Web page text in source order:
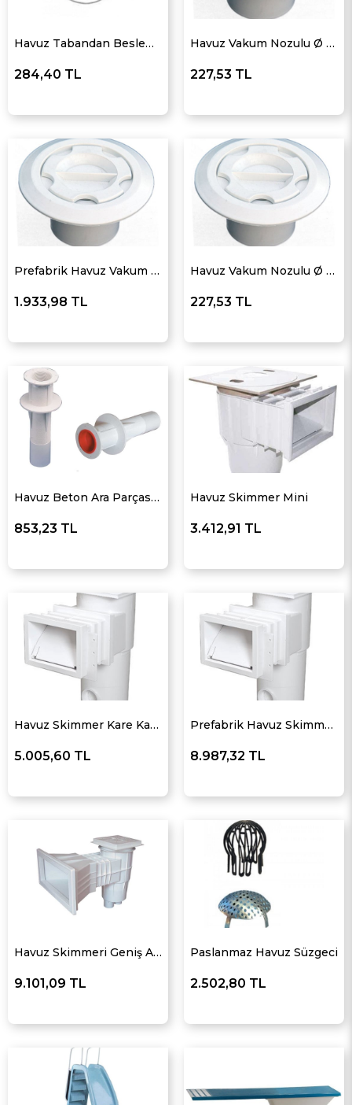
Havuz Tabandan Besleme Nozulu Ø 50 - Debi Ayarlı
284,40 TL
Havuz Vakum Nozulu Ø 63
227,53 TL
Prefabrik Havuz Vakum Nozulu Ø 63
1.933,98 TL
Havuz Vakum Nozulu Ø 50
227,53 TL
Havuz Beton Ara Parçası Yapıştırmalı
853,23 TL
Havuz Skimmer Mini
3.412,91 TL
Havuz Skimmer Kare Kapaklı
5.005,60 TL
Prefabrik Havuz Skimmeri
8.987,32 TL
Havuz Skimmeri Geniş Ağızlı
9.101,09 TL
Paslanmaz Havuz Süzgeci
2.502,80 TL